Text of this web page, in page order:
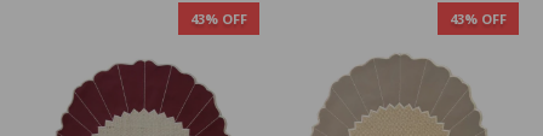
43% OFF 43% OFF